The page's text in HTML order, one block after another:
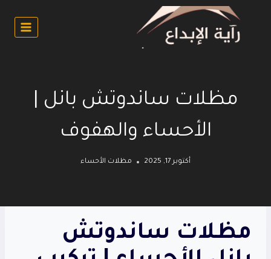
المحتوى
مظلات ساندوتش بانل |
الأحساء والهفوف
أكتوبر 17, 2025 مظلات الأحساء
مظلات ساندوتش